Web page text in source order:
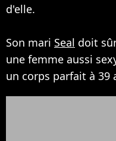
d'elle.
Son mari Seal doit
une femme aussi
un corps parfait à 39